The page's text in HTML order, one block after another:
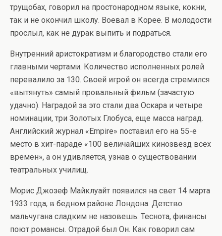
трущобах, говорил на простонародном языке, кокни,
так и не окончил школу. Воевал в Корее. В молодости
прослыл, как не дурак выпить и подраться.
Внутренний аристократизм и благородство стали его
главными чертами. Количество исполненных ролей
перевалило за 130. Своей игрой он всегда стремился
«вытянуть» самый провальный фильм (зачастую
удачно). Наградой за это стали два Оскара и четыре
номинации, три Золотых Глобуса, еще масса наград.
Английский журнал «Empire» поставил его на 55-е
место в хит-параде «100 величайших кинозвезд всех
времен», а он удивляется, узнав о существовании
театральных училищ.
Морис Джозеф Майклуайт появился на свет 14 марта
1933 года, в бедном районе Лондона. Детство
мальчугана сладким не назовешь. Теснота, финансы
поют романсы. Отрадой был Он. Как говорил сам